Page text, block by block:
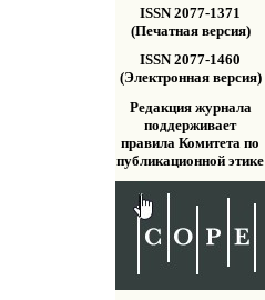
ISSN 2077-1371
(Печатная версия)
ISSN 2077-1460
(Электронная версия)
Редакция журнала
поддерживает
правила Комитета по
публикационной этике